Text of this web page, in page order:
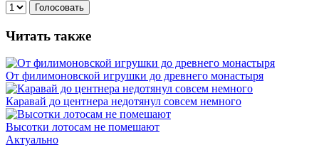
Голосовать
Читать также
От филимоновской игрушки до древнего монастыря
Каравай до центнера недотянул совсем немного
Высотки лотосам не помешают
Актуально